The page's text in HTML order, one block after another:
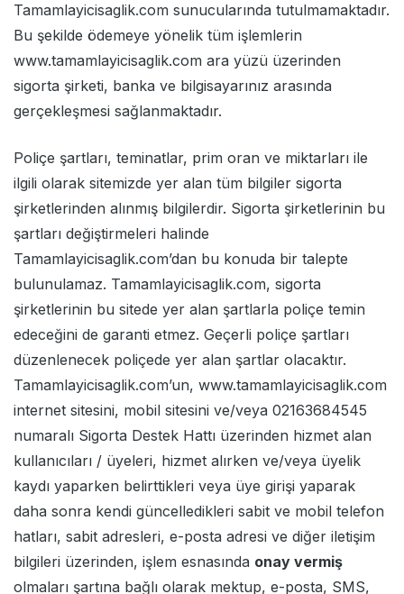
Tamamlayicisaglik.com sunucularında tutulmamaktadır.
Bu şekilde ödemeye yönelik tüm işlemlerin
www.tamamlayicisaglik.com ara yüzü üzerinden
sigorta şirketi, banka ve bilgisayarınız arasında
gerçekleşmesi sağlanmaktadır.
Poliçe şartları, teminatlar, prim oran ve miktarları ile
ilgili olarak sitemizde yer alan tüm bilgiler sigorta
şirketlerinden alınmış bilgilerdir. Sigorta şirketlerinin bu
şartları değiştirmeleri halinde
Tamamlayicisaglik.com’dan bu konuda bir talepte
bulunulamaz. Tamamlayicisaglik.com, sigorta
şirketlerinin bu sitede yer alan şartlarla poliçe temin
edeceğini de garanti etmez. Geçerli poliçe şartları
düzenlenecek poliçede yer alan şartlar olacaktır.
Tamamlayicisaglik.com’un, www.tamamlayicisaglik.com
internet sitesini, mobil sitesini ve/veya 02163684545
numaralı Sigorta Destek Hattı üzerinden hizmet alan
kullanıcıları / üyeleri, hizmet alırken ve/veya üyelik
kaydı yaparken belirttikleri veya üye girişi yaparak
daha sonra kendi güncelledikleri sabit ve mobil telefon
hatları, sabit adresleri, e-posta adresi ve diğer iletişim
bilgileri üzerinden, işlem esnasında onay vermiş
olmaları şartına bağlı olarak mektup, e-posta, SMS,